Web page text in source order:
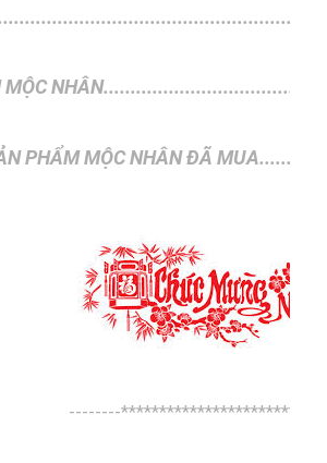
MỘC NHÂN........................................
PHẨM MỘC NHÂN ĐÃ
--------